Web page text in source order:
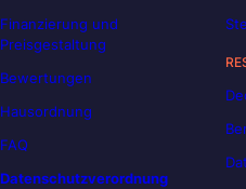
Finanzierung und
Preisgestaltung
Bewertungen
Hausordnung
FAQ
Datenschutzverordnung